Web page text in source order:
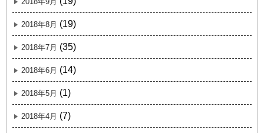
2018年8月 (19)
2018年7月 (35)
2018年6月 (14)
2018年5月 (1)
2018年4月 (7)